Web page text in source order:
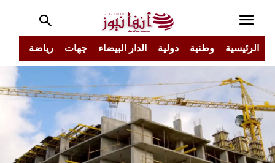
الرئيسية وطنية دولية الدار البيضاء جهات رياضة